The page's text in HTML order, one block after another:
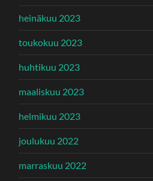
heinäkuu 2023
toukokuu 2023
huhtikuu 2023
maaliskuu 2023
helmikuu 2023
joulukuu 2022
marraskuu 2022